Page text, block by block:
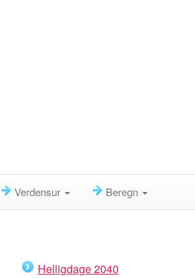
Verdensur Beregn
Helligdage 2040